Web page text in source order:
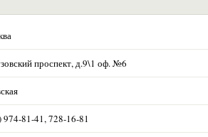
проспект, д.9\1 оф. №6
974-81-41, 728-16-81